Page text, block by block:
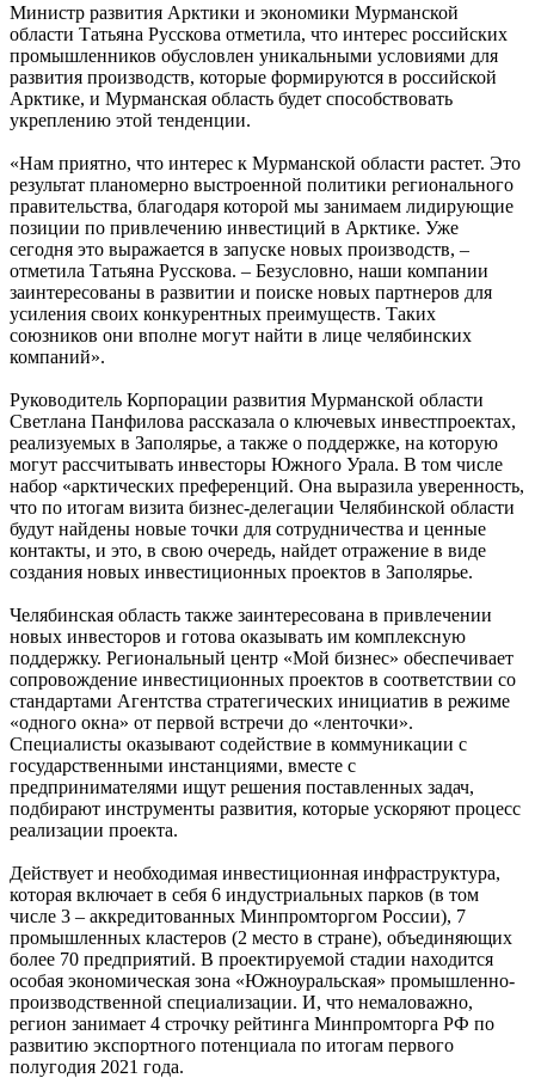
Министр развития Арктики и экономики Мурманской
области Татьяна Русскова отметила, что интерес российских
промышленников обусловлен уникальными условиями для
развития производств, которые формируются в российской
Арктике, и Мурманская область будет способствовать
укреплению этой тенденции.
«Нам приятно, что интерес к Мурманской области растет. Это
результат планомерно выстроенной политики регионального
правительства, благодаря которой мы занимаем лидирующие
позиции по привлечению инвестиций в Арктике. Уже
сегодня это выражается в запуске новых производств, –
отметила Татьяна Русскова. – Безусловно, наши компании
заинтересованы в развитии и поиске новых партнеров для
усиления своих конкурентных преимуществ. Таких
союзников они вполне могут найти в лице челябинских
компаний».
Руководитель Корпорации развития Мурманской области
Светлана Панфилова рассказала о ключевых инвестпроектах,
реализуемых в Заполярье, а также о поддержке, на которую
могут рассчитывать инвесторы Южного Урала. В том числе
набор «арктических преференций. Она выразила уверенность,
что по итогам визита бизнес-делегации Челябинской области
будут найдены новые точки для сотрудничества и ценные
контакты, и это, в свою очередь, найдет отражение в виде
создания новых инвестиционных проектов в Заполярье.
Челябинская область также заинтересована в привлечении
новых инвесторов и готова оказывать им комплексную
поддержку. Региональный центр «Мой бизнес» обеспечивает
сопровождение инвестиционных проектов в соответствии со
стандартами Агентства стратегических инициатив в режиме
«одного окна» от первой встречи до «ленточки».
Специалисты оказывают содействие в коммуникации с
государственными инстанциями, вместе с
предпринимателями ищут решения поставленных задач,
подбирают инструменты развития, которые ускоряют процесс
реализации проекта.
Действует и необходимая инвестиционная инфраструктура,
которая включает в себя 6 индустриальных парков (в том
числе 3 – аккредитованных Минпромторгом России), 7
промышленных кластеров (2 место в стране), объединяющих
более 70 предприятий. В проектируемой стадии находится
особая экономическая зона «Южноуральская» промышленно-
производственной специализации. И, что немаловажно,
регион занимает 4 строчку рейтинга Минпромторга РФ по
развитию экспортного потенциала по итогам первого
полугодия 2021 года.